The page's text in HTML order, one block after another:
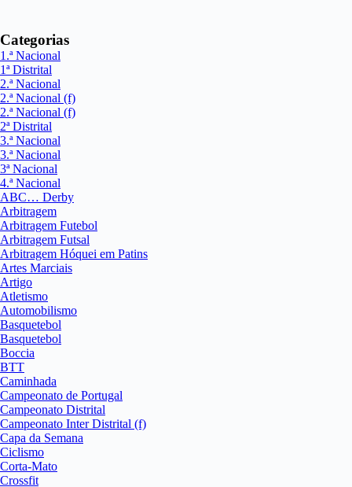
Categorias
1.ª Nacional
1ª Distrital
2.ª Nacional
2.ª Nacional (f)
2.ª Nacional (f)
2ª Distrital
3.ª Nacional
3.ª Nacional
3ª Nacional
4.ª Nacional
ABC… Derby
Arbitragem
Arbitragem Futebol
Arbitragem Futsal
Arbitragem Hóquei em Patins
Artes Marciais
Artigo
Atletismo
Automobilismo
Basquetebol
Basquetebol
Boccia
BTT
Caminhada
Campeonato de Portugal
Campeonato Distrital
Campeonato Inter Distrital (f)
Capa da Semana
Ciclismo
Corta-Mato
Crossfit